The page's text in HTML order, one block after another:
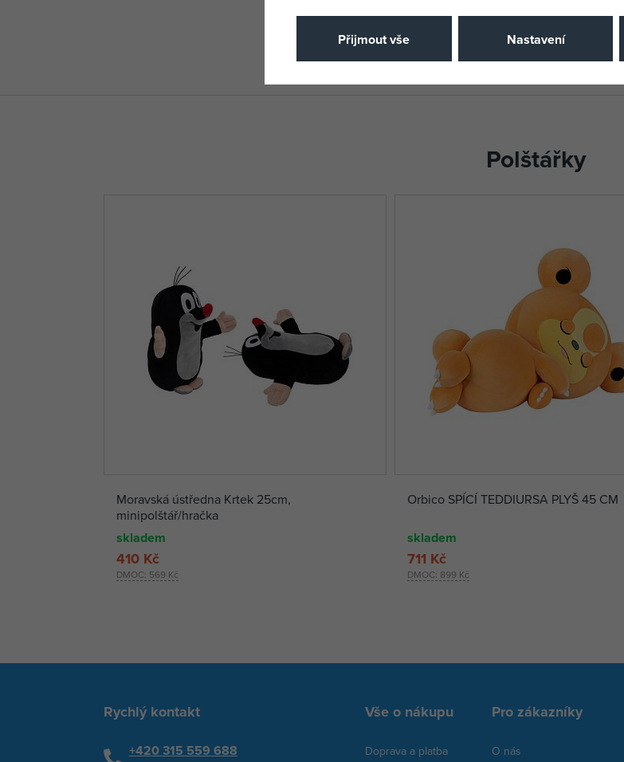
Polštářky
Moravská ústředna Krtek 25cm,
minipolštář/hračka
skladem
DMOC: 569 Kč
410 Kč
Orbico SPÍCÍ TEDDIURSA PLYŠ 45 CM
skladem
DMOC: 899 Kč
711 Kč
Rychlý kontakt
+420 315 559 688
Vše o nákupu
Doprava a platba
Pro zákazníky
O nás
Přijmout vše Nastavení